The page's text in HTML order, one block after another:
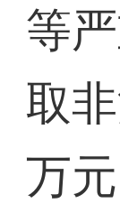
等
取
万